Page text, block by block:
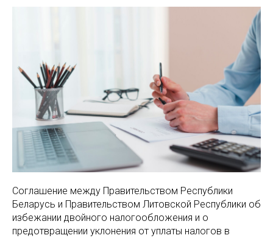
Соглашение между Правительством Республики
Беларусь и Правительством Литовской Республики об
избежании двойного налогообложения и о
предотвращении уклонения от уплаты налогов в